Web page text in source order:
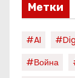
Метки
#AI
#война